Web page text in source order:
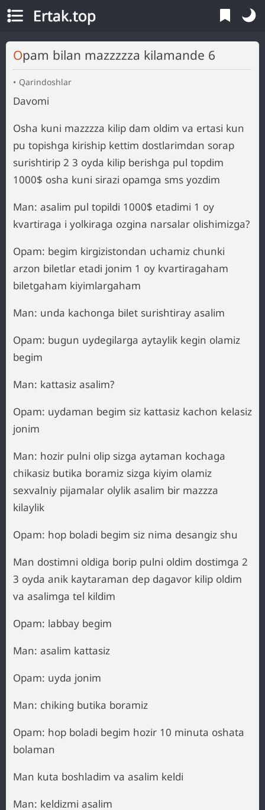
Ertak.top
Opam bilan mazzzzza kilamande 6
Qarindoshlar
Davomi
Osha kuni mazzzza kilip dam oldim va ertasi kun
pu topishga kiriship kettim dostlarimdan sorap
surishtirip 2 3 oyda kilip berishga pul topdim
1000$ osha kuni sirazi opamga sms yozdim
Man: asalim pul topildi 1000$ etadimi 1 oy
kvartiraga i yolkiraga ozgina narsalar olishimizga?
Opam: begim kirgizistondan uchamiz chunki
arzon biletlar etadi jonim 1 oy kvartiragaham
biletgaham kiyimlargaham
Man: unda kachonga bilet surishtiray asalim
Opam: bugun uydegilarga aytaylik kegin olamiz
begim
Man: kattasiz asalim?
Opam: uydaman begim siz kattasiz kachon kelasiz
jonim
Man: hozir pulni olip sizga aytaman kochaga
chikasiz butika boramiz sizga kiyim olamiz
sexvalniy pijamalar olylik asalim bir mazzza
kilaylik
Opam: hop boladi begim siz nima desangiz shu
Man dostimni oldiga borip pulni oldim dostimga 2
3 oyda anik kaytaraman dep dagavor kilip oldim
va asalimga tel kildim
Opam: labbay begim
Man: asalim kattasiz
Opam: uyda jonim
Man: chiking butika boramiz
Opam: hop boladi begim hozir 10 minuta oshata
bolaman
Man kuta boshladim va asalim keldi
Man: keldizmi asalim